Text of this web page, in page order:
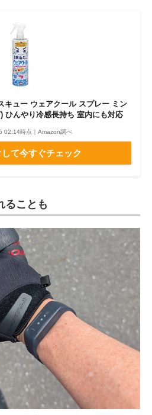
キュー ウェアクール スプレー ミン
ひんやり冷感長持ち 室内にも対応
02:14時点｜Amazon調べ
て今すぐチェック
ることも